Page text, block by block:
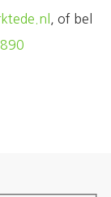
, of bel